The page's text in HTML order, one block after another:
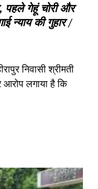
पहले गेहूं चोरी और
न्याय की गुहार /
निवासी श्रीमती
लगाया है कि